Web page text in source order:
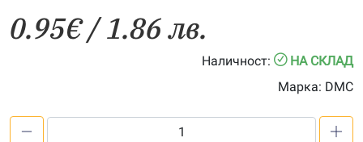
0.95€/ 1.86 лв.
Наличност:
НА СКЛАД
Марка: DMC